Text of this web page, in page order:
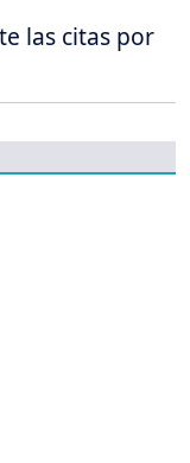
las citas por